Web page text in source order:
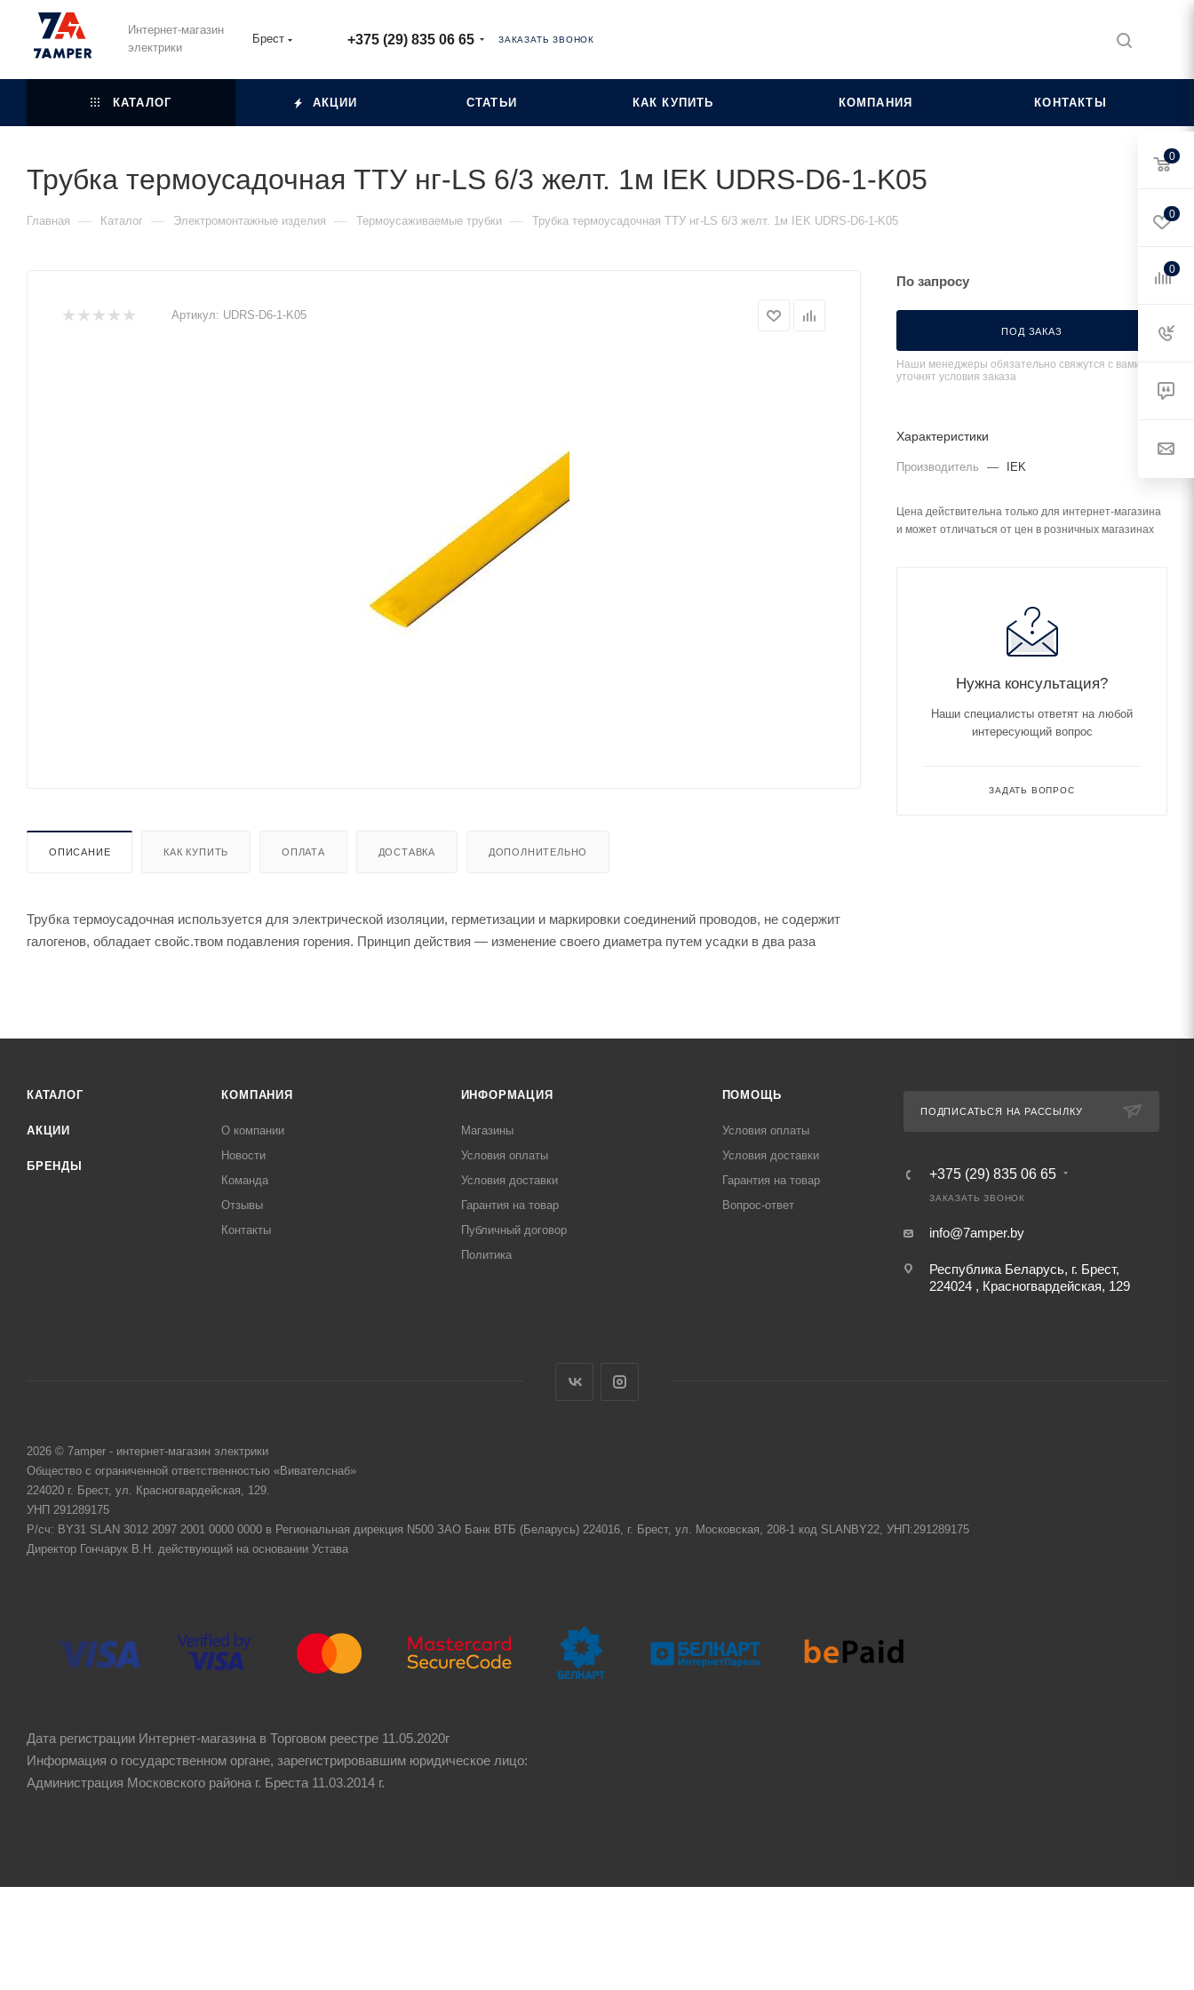
Интернет-магазин
электрики
Брест +375 (29) 835 06 65 ЗАКАЗАТЬ ЗВОНОК
КАТАЛОГ АКЦИИ СТАТЬИ КАК КУПИТЬ КОМПАНИЯ КОНТАКТЫ
Трубка термоусадочная ТТУ нг-LS 6/3 желт. 1м IEK UDRS-D6-1-K05
Главная — Каталог — Электромонтажные изделия — Термоусаживаемые трубки — Трубка термоусадочная ТТУ нг-LS 6/3 желт. 1м IEK UDRS-D6-1-K05
Артикул: UDRS-D6-1-K05
ОПИСАНИЕ КАК КУПИТЬ ОПЛАТА ДОСТАВКА ДОПОЛНИТЕЛЬНО
Трубка термоусадочная используется для электрической изоляции, герметизации и маркировки соединений проводов, не содержит
галогенов, обладает свойс.твом подавления горения. Принцип действия — изменение своего диаметра путем усадки в два раза
По запросу
ПОД ЗАКАЗ
Наши менеджеры обязательно свяжутся с вами и
уточнят условия заказа
Характеристики
Производитель — IEK
Цена действительна только для интернет-магазина
и может отличаться от цен в розничных магазинах
Нужна консультация?
Наши специалисты ответят на любой
интересующий вопрос
ЗАДАТЬ ВОПРОС
КАТАЛОГ
АКЦИИ
БРЕНДЫ
КОМПАНИЯ
О компании
Новости
Команда
Отзывы
Контакты
ИНФОРМАЦИЯ
Магазины
Условия оплаты
Условия доставки
Гарантия на товар
Публичный договор
Политика
ПОМОЩЬ
Условия оплаты
Условия доставки
Гарантия на товар
Вопрос-ответ
ПОДПИСАТЬСЯ НА РАССЫЛКУ
+375 (29) 835 06 65
ЗАКАЗАТЬ ЗВОНОК
info@7amper.by
Республика Беларусь, г. Брест,
224024 , Красногвардейская, 129
2026 © 7amper - интернет-магазин электрики
Общество с ограниченной ответственностью «Вивателснаб»
224020 г. Брест, ул. Красногвардейская, 129.
УНП 291289175
Р/сч: BY31 SLAN 3012 2097 2001 0000 0000 в Региональная дирекция N500 ЗАО Банк ВТБ (Беларусь) 224016, г. Брест, ул. Московская, 208-1 код SLANBY22, УНП:291289175
Директор Гончарук В.Н. действующий на основании Устава
Дата регистрации Интернет-магазина в Торговом реестре 11.05.2020г
Информация о государственном органе, зарегистрировавшим юридическое лицо:
Администрация Московского района г. Бреста 11.03.2014 г.
0
0
0